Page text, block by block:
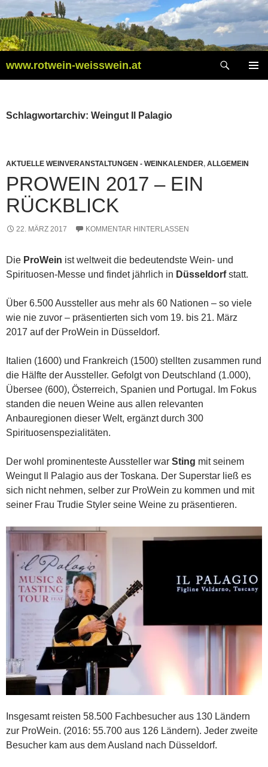
Inhalt
springen
www.rotwein-weisswein.at
Schlagwortarchiv: Weingut Il Palagio
AKTUELLE WEINVERANSTALTUNGEN - WEINKALENDER, ALLGEMEIN
PROWEIN 2017 – EIN
RÜCKBLICK
22. MÄRZ 2017 KOMMENTAR HINTERLASSEN
Die ProWein ist weltweit die bedeutendste Wein- und
Spirituosen-Messe und findet jährlich in Düsseldorfstatt.
Über 6.500 Aussteller aus mehr als 60 Nationen – so viele
wie nie zuvor – präsentierten sich vom 19. bis 21. März
2017 auf der ProWein in Düsseldorf.
Italien (1600) und Frankreich (1500) stellten zusammen rund
die Hälfte der Aussteller. Gefolgt von Deutschland (1.000),
Übersee (600), Österreich, Spanien und Portugal. Im Fokus
standen die neuen Weine aus allen relevanten
Anbauregionen dieser Welt, ergänzt durch 300
Spirituosenspezialitäten.
Der wohl prominenteste Aussteller war Sting mit seinem
Weingut Il Palagio aus der Toskana. Der Superstar ließ es
sich nicht nehmen, selber zur ProWein zu kommen und mit
seiner Frau Trudie Styler seine Weine zu präsentieren.
Insgesamt reisten 58.500 Fachbesucher aus 130 Ländern
zur ProWein. (2016: 55.700 aus 126 Ländern). Jeder zweite
Besucher kam aus dem Ausland nach Düsseldorf.